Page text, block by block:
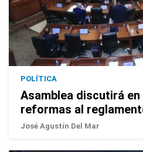
POLÍTICA
Asamblea discutirá
reformas al
José Agustín Del Mar